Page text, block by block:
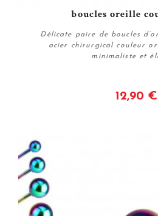
boucles oreille
Délicate paire de boucles
acier chirurgical couleur
minimaliste et
12,90 €